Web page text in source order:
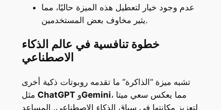
عدم وجود خيار لتعطيل هذه الميزة حاليًا، مما
يثير مخاوف بعض المستخدمين.
خطوة تنافسية في عالم الذكاء
الاصطناعي
تشبه ميزة “الذاكرة” ما تقدمه روبوتات ذكية أخرى
ChatGPT وGemini، مما يعكس سعي ميتا
لتعزيز مكانتها في سباق الذكاء الاصطناعي. المساعد